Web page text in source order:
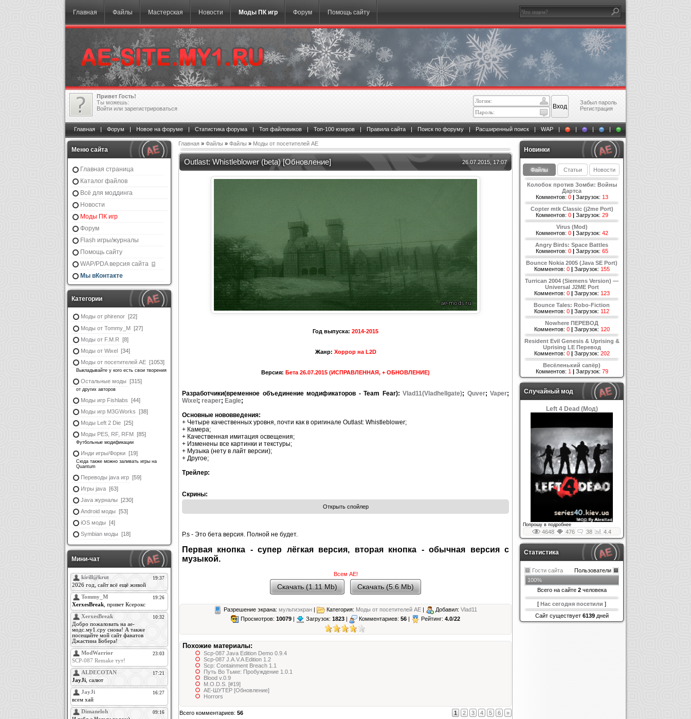
Главная Файлы Мастерская Новости Моды ПК игр Форум Помощь сайту
Привет Гость!
Ты можешь:
Войти или зарегистрироваться
Забыл пароль
Регистрация
Главная | Форум | Новое на форуме | Статистика форума | Топ файловиков | Топ-100 юзеров | Правила сайта | Поиск по форуму | Расширенный поиск | WAP | | | |
Меню сайта
Главная страница
Каталог файлов
Всё для моддинга
Новости
Моды ПК игр
Форум
Flash игры/журналы
Помощь сайту
WAP/PDA версия сайта
Мы вКонтакте
Категории
Моды от phirenor [22]
Моды от Tommy_M [27]
Моды от F.M.R [8]
Моды от Wixel [34]
Моды от посетителей АЕ [1053]
Выкладывайте у кого есть свои творения
Остальные моды [315]
от других авторов
Моды игр Fishlabs [44]
Моды игр M3GWorks [38]
Моды Left 2 Die [25]
Моды PES, RF, RFM [85]
Футбольные модификации
Инди игры/Форки [19]
Сюда также можно заливать игры на
Quantum
Переводы java игр [59]
Игры java [63]
Java журналы [230]
Android моды [53]
iOS моды [4]
Symbian моды [18]
Мини-чат
Главная » Файлы » Файлы » Моды от посетителей АЕ
26.07.2015, 17:07
Outlast: Whistleblower (beta) [Обновление]
Год выпуска: 2014-2015
Жанр: Хоррор на L2D
Версия: Бета 26.07.2015 (ИСПРАВЛЕННАЯ, + ОБНОВЛЕНИЕ)
Разработчики(временное объединение модификаторов - Team Fear): Vlad11(Vladhellgate); Quver; Vaper;
Wixel ; reaper; Eagle;
Основные нововведения:
+ Четыре качественных уровня, почти как в оригинале Outlast: Whistleblower;
+ Камера;
+ Качественная имитация освещения;
+ Изменены все картинки и текстуры;
+ Музыка (нету в лайт версии);
+ Другое;
Трейлер:
Скрины:
P.s - Это бета версия. Полной не будет.
Первая кнопка - супер лёгкая версия, вторая кнопка - обычная версия с
музыкой.
Всем АЕ!
Скачать (1.11 Mb) Скачать (5.6 Mb)
Разрешение экрана: мультиэкран | Категория: Моды от посетителей АЕ | Добавил: Vlad11
Просмотров: 10079 | Загрузок: 1823 | Комментариев: 56 | Рейтинг: 4.0/22
Похожие материалы:
Scp-087 Java Edition Demo 0.9.4
Scp-087 J.A.V.A Edition 1.2
Scp: Containment Breach 1.1
Путь Во Тьме: Пробуждение 1.0.1
Blood v.0.9
M.O.D.S. [#19]
AE-ШУТЕР [Обновление]
Horrors
Всего комментариев: 56 1 2 3 4 5 6
»
Новинки
Файлы Статьи Новости
Колобок против Зомби: Войны
Дартса
Комментов: 0| Загрузок: 13
Copter mtk Classic (j2me Port)
Комментов: 0| Загрузок: 29
Virus (Mod)
Комментов: 0| Загрузок: 42
Angry Birds: Space Battles
Комментов: 0| Загрузок: 65
Bounce Nokia 2005 (Java SE Port)
Комментов: 0| Загрузок: 155
Turrican 2004 (Siemens Version) —
Universal J2ME Port
Комментов: 0| Загрузок: 123
Bounce Tales: Robo-Fiction
Комментов: 0 | Загрузок: 112
Nowhere ПЕРЕВОД
Комментов: 0| Загрузок: 120
Resident Evil Genesis & Uprising &
Uprising LE Перевод
Комментов: 0| Загрузок: 202
Весёленький сапёр)
Комментов: 1 | Загрузок: 79
Случайный мод
Left 4 Dead (Мод)
Попрошу в подробнее
4648 476 38 4.4
Статистика
Пользователи
Гости сайта
100%
Всего на сайте 2человека
[ Нас сегодня посетили ]
Сайт существует 6139дней